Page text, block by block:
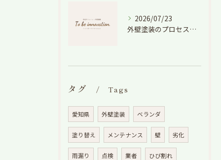
2026/07/23
外壁塗装のプロセスを愛知県でスムーズに進めるための工程と費用徹底解説
タグ Tags
愛知県 外壁塗装 ベランダ
塗り替え メンテナンス 壁 劣化
雨漏り 点検 業者 ひび割れ